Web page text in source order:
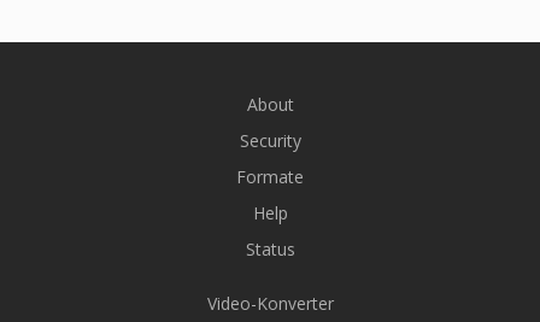
About
Security
Formate
Help
Status
Video-Konverter